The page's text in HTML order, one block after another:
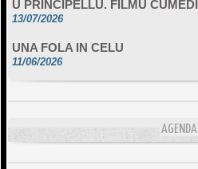
13/07/2026
11/06/2026
DA SCIMULÌ
L'ESSENZIALE CHÌ GHJÈ
10/06/2026
AGENDA